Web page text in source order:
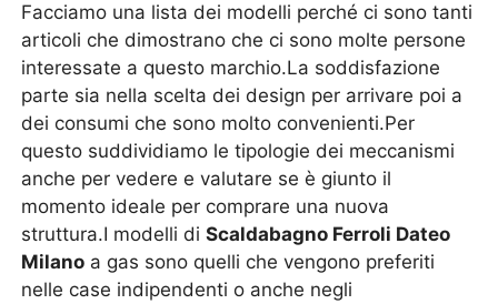
Facciamo una lista dei modelli perché ci sono tanti
articoli che dimostrano che ci sono molte persone
interessate a questo marchio.La soddisfazione
parte sia nella scelta dei design per arrivare poi a
dei consumi che sono molto convenienti.Per
questo suddividiamo le tipologie dei meccanismi
anche per vedere e valutare se è giunto il
momento ideale per comprare una nuova
struttura.I modelli diScaldabagno Ferroli Dateo
Milano a gas sono quelli che vengono preferiti
nelle case indipendenti o anche negli